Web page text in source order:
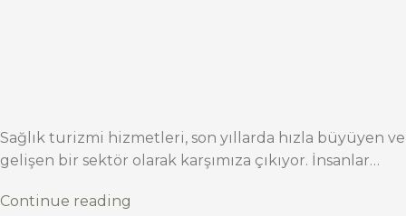
Sağlık turizmi hizmetleri, son yıllarda hızla büyüyen ve
gelişen bir sektör olarak karşımıza çıkıyor. İnsanlar…
Continue reading